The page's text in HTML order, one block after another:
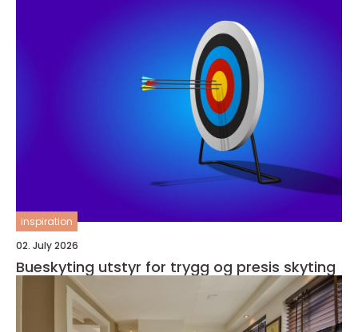
inspiration
02. July 2026
Bueskyting utstyr for trygg og presis skyting